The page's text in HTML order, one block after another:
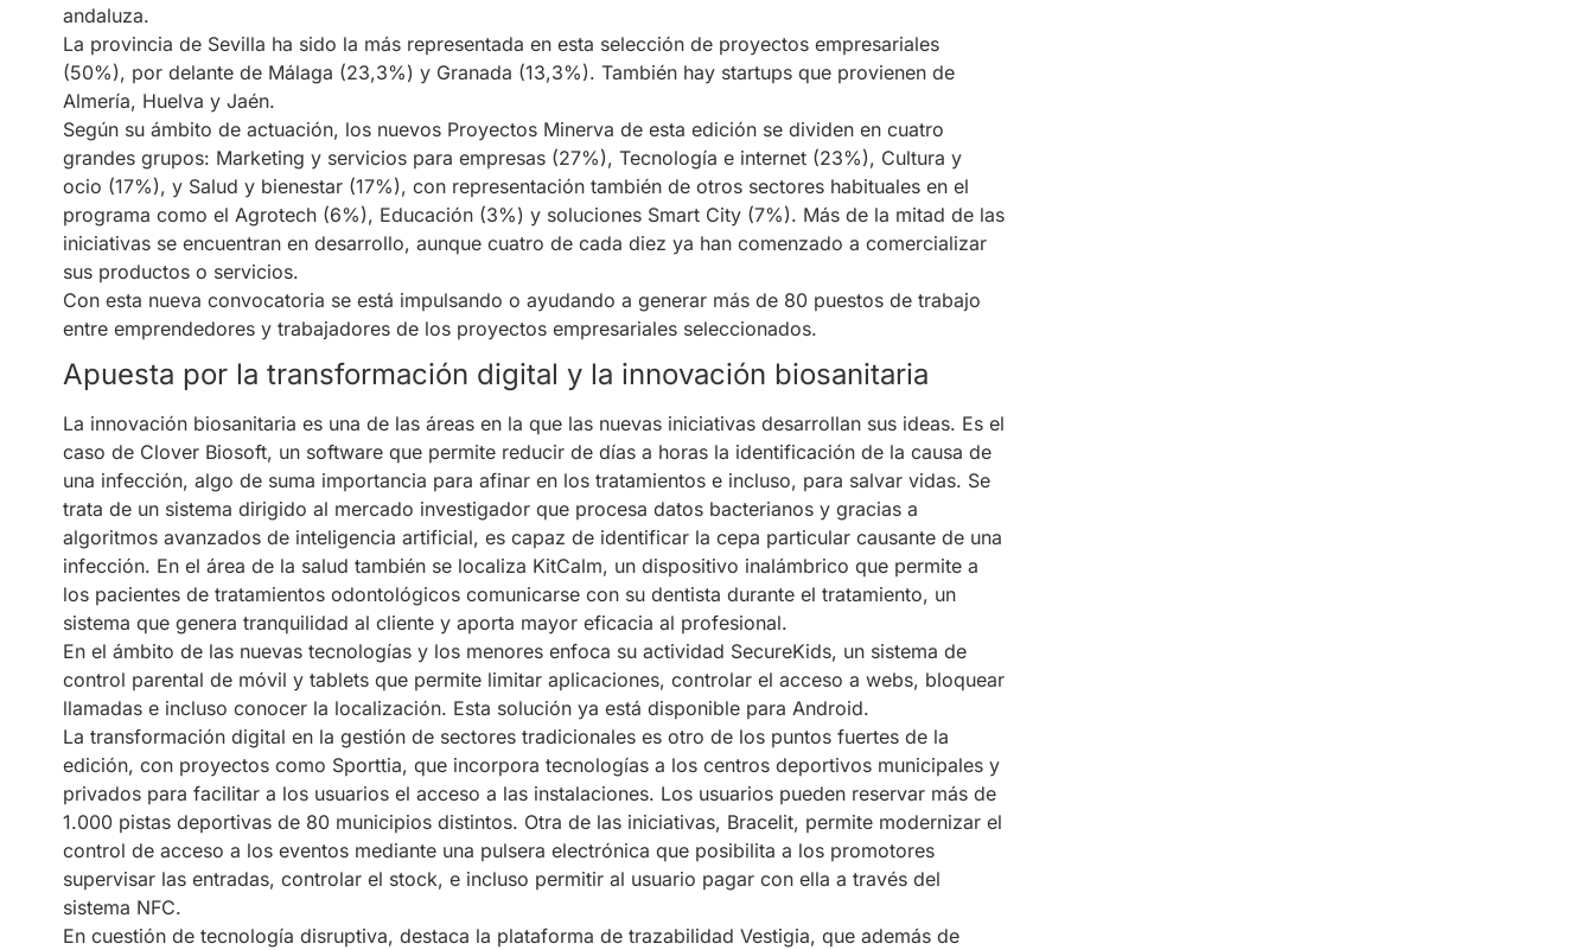
andaluza.
La provincia de Sevilla ha sido la más representada en esta selección de proyectos empresariales
(50%), por delante de Málaga (23,3%) y Granada (13,3%). También hay startups que provienen de
Almería, Huelva y Jaén.
Según su ámbito de actuación, los nuevos Proyectos Minerva de esta edición se dividen en cuatro
grandes grupos: Marketing y servicios para empresas (27%), Tecnología e internet (23%), Cultura y
ocio (17%), y Salud y bienestar (17%), con representación también de otros sectores habituales en el
programa como el Agrotech (6%), Educación (3%) y soluciones Smart City (7%). Más de la mitad de las
iniciativas se encuentran en desarrollo, aunque cuatro de cada diez ya han comenzado a comercializar
sus productos o servicios.
Con esta nueva convocatoria se está impulsando o ayudando a generar más de 80 puestos de trabajo
entre emprendedores y trabajadores de los proyectos empresariales seleccionados.
Apuesta por la transformación digital y la innovación biosanitaria
La innovación biosanitaria es una de las áreas en la que las nuevas iniciativas desarrollan sus ideas. Es el
caso de Clover Biosoft, un software que permite reducir de días a horas la identificación de la causa de
una infección, algo de suma importancia para afinar en los tratamientos e incluso, para salvar vidas. Se
trata de un sistema dirigido al mercado investigador que procesa datos bacterianos y gracias a
algoritmos avanzados de inteligencia artificial, es capaz de identificar la cepa particular causante de una
infección. En el área de la salud también se localiza KitCalm, un dispositivo inalámbrico que permite a
los pacientes de tratamientos odontológicos comunicarse con su dentista durante el tratamiento, un
sistema que genera tranquilidad al cliente y aporta mayor eficacia al profesional.
En el ámbito de las nuevas tecnologías y los menores enfoca su actividad SecureKids, un sistema de
control parental de móvil y tablets que permite limitar aplicaciones, controlar el acceso a webs, bloquear
llamadas e incluso conocer la localización. Esta solución ya está disponible para Android.
La transformación digital en la gestión de sectores tradicionales es otro de los puntos fuertes de la
edición, con proyectos como Sporttia, que incorpora tecnologías a los centros deportivos municipales y
privados para facilitar a los usuarios el acceso a las instalaciones. Los usuarios pueden reservar más de
1.000 pistas deportivas de 80 municipios distintos. Otra de las iniciativas, Bracelit, permite modernizar el
control de acceso a los eventos mediante una pulsera electrónica que posibilita a los promotores
supervisar las entradas, controlar el stock, e incluso permitir al usuario pagar con ella a través del
sistema NFC.
En cuestión de tecnología disruptiva, destaca la plataforma de trazabilidad Vestigia, que además de